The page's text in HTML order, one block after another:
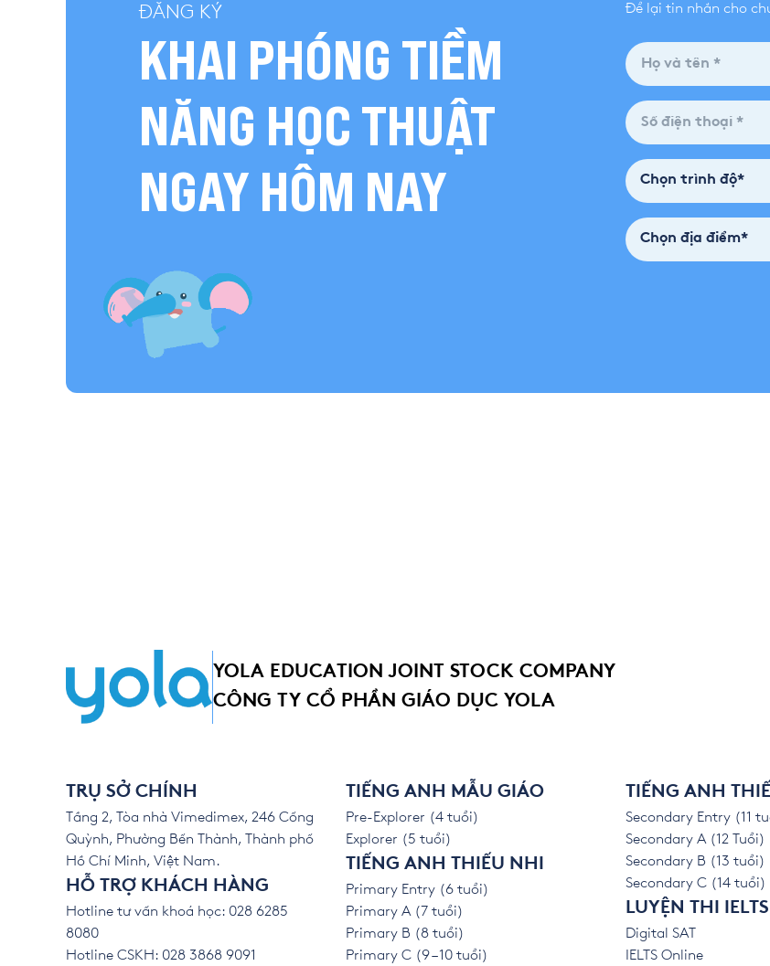
ĐĂNG KÝ
KHAI PHÓNG TIỀM
NĂNG HỌC THUẬT
NGAY HÔM NAY
Để lại tin nhắn cho
Chọn trình độ*
Chọn địa điểm*
YOLA EDUCATION JOINT STOCK COMPANY
CÔNG TY CỔ PHẦN GIÁO DỤC YOLA
TRỤ SỞ CHÍNH
Tầng 2, Tòa nhà Vimedimex, 246 Cống
Quỳnh, Phường Bến Thành, Thành phố
Hồ Chí Minh, Việt Nam.
HỖ TRỢ KHÁCH HÀNG
Hotline tư vấn khoá học: 028 6285
8080
Hotline CSKH: 028 3868 9091
TIẾNG ANH MẪU GIÁO
Pre-Explorer (4 tuổi)
Explorer (5 tuổi)
TIẾNG ANH THIẾU NHI
Primary Entry (6 tuổi)
Primary A (7 tuổi)
Primary B (8 tuổi)
Primary C (9 – 10 tuổi)
TIẾNG ANH
Secondary Entry (11
Secondary A (12 Tuổi)
Secondary B (13 tuổi)
Secondary C (14 tuổi)
LUYỆN THI
Digital SAT
IELTS Online